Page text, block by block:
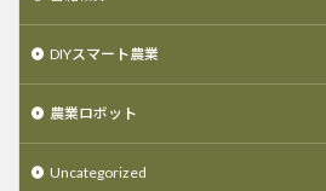
DIYスマート農業
農業ロボット
Uncategorized